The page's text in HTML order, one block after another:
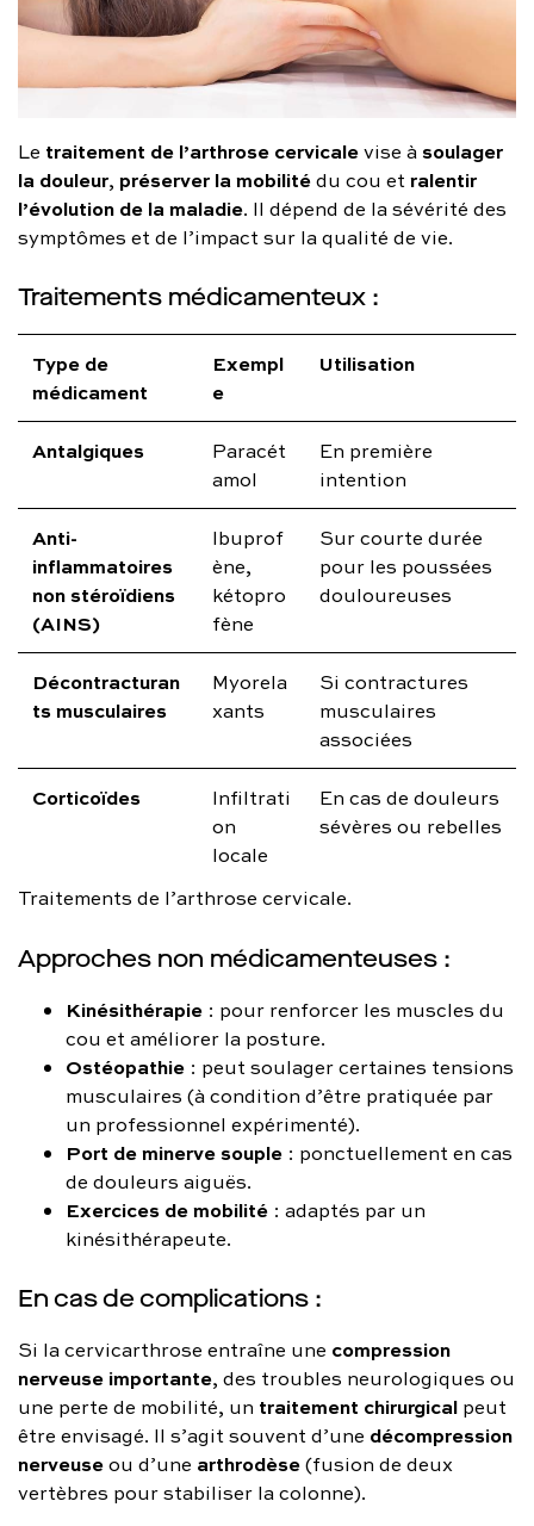
Le traitement de l’arthrose cervicalevise à soulager
la douleur, préserver la mobilitédu cou etralentir
l’évolution de la maladie. Il dépend de la sévérité des
symptômes et de l’impact sur la qualité de vie.
Traitements médicamenteux :
Type de
médicament
Exempl
e
Utilisation
Antalgiques
Paracét
amol
En première
intention
Anti-
inflammatoires
non stéroïdiens
(AINS)
Ibuprof
ène,
kétopro
fène
Sur courte durée
pour les poussées
douloureuses
Décontracturan
ts musculaires
Myorela
xants
Si contractures
musculaires
associées
Corticoïdes
Infiltrati
on
locale
En cas de douleurs
sévères ou rebelles
Traitements de l’arthrose cervicale.
Approches non médicamenteuses :
Kinésithérapie : pour renforcer les muscles du
cou et améliorer la posture.
Ostéopathie : peut soulager certaines tensions
musculaires (à condition d’être pratiquée par
un professionnel expérimenté).
Port de minerve souple : ponctuellement en cas
de douleurs aiguës.
Exercices de mobilité : adaptés par un
kinésithérapeute.
En cas de complications :
Si la cervicarthrose entraîne une compression
nerveuse importante, des troubles neurologiques ou
une perte de mobilité, un traitement chirurgical peut
être envisagé. Il s’agit souvent d’une décompression
nerveuseou d’une arthrodèse(fusion de deux
vertèbres pour stabiliser la colonne).